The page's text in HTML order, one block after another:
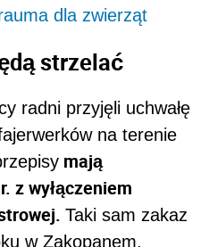
dla zwierząt
strzelać
radni przyjęli uchwałę
na terenie
mają
z wyłączeniem
Taki sam zakaz
w Zakopanem.